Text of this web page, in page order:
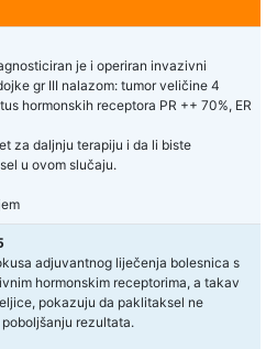
je i operiran invazivni
gr III nalazom: tumor veličine 4
hormonskih receptora PR ++ 70%, ER
za daljnju terapiju i da li biste
u ovom slučaju.
adjuvantnog liječenja bolesnica s
hormonskim receptorima, a takav
pokazuju da paklitaksel ne
rezultata.